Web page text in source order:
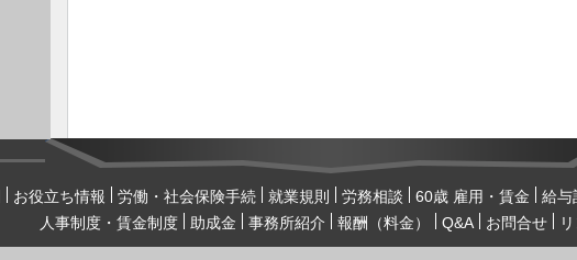
お役立ち情報 労働・社会保険手続 就業規則 労務相談 60歳 雇用・賃金
給与
人事制度・賃金制度
助成金 事務所紹介 報酬（料金） Q&A お問合せ